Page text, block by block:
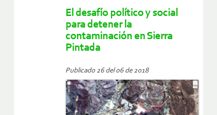
El desafío político y social
para detener la
contaminación en Sierra
Pintada
Publicado 26 del 06 de 2018